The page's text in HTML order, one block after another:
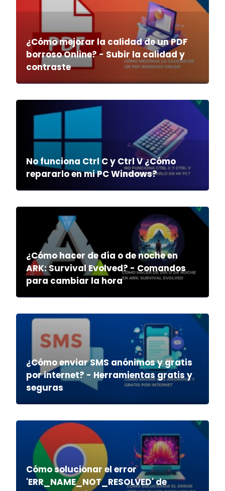
¿Cómo mejorar la calidad de un PDF
borroso Online? - Subir la calidad y
contraste
No funciona Ctrl C y Ctrl V ¿Cómo
repararlo en mi PC Windows?
¿Cómo hacer de día o de noche en
ARK: Survival Evolved? - Comandos
para cambiar la hora
¿Cómo enviar SMS anónimos y gratis
por internet? - Herramientas gratis y
seguras
Cómo solucionar el error
'ERR_NAME_NOT_RESOLVED' de